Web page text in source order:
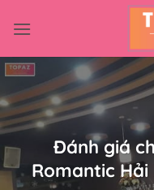
qua
dung
Đánh giá
Romantic